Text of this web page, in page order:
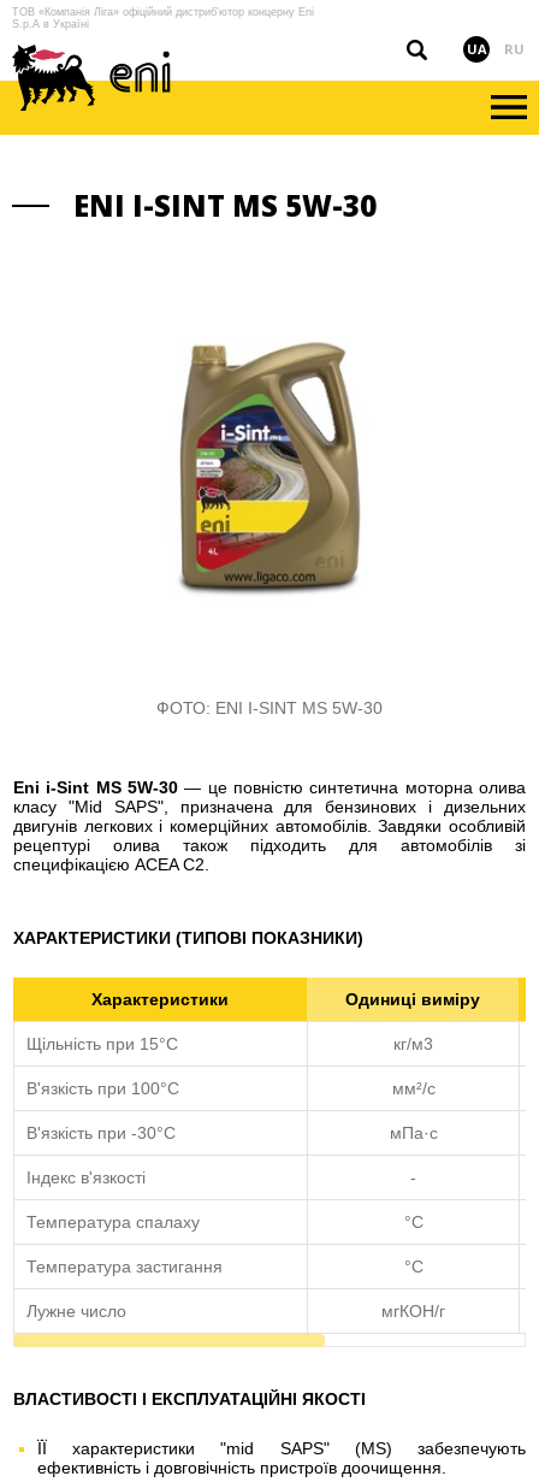
ТОВ «Компанія Ліга» офіційний дистриб'ютор концерну Eni
S.p.A в Україні
UA RU
ENI I-SINT MS 5W-30
ФОТО: ENI I-SINT MS 5W-30
Eni i-Sint MS 5W-30 — це повністю синтетична моторна олива
класу "Mid SAPS", призначена для бензинових і дизельних
двигунів легкових і комерційних автомобілів. Завдяки особливій
рецептурі олива також підходить для автомобілів зі
специфікацією ACEA C2.
ХАРАКТЕРИСТИКИ (ТИПОВІ ПОКАЗНИКИ)
Характеристики Одиниці виміру
Щільність при 15°С кг/м3
В'язкість при 100°C мм²/с
В'язкість при -30°C мПа·с
Індекс в'язкості -
Температура спалаху °C
Температура застигання °C
Лужне число мгКОН/г
ВЛАСТИВОСТІ І ЕКСПЛУАТАЦІЙНІ ЯКОСТІ
ЇЇ характеристики "mid SAPS" (MS) забезпечують
ефективність і довговічність пристроїв доочищення.